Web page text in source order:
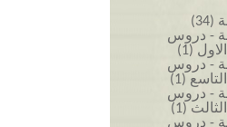
- دروس
(1)
- دروس
(1)
- دروس
(1)
- دروس